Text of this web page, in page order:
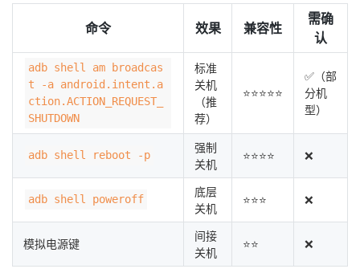
命令 效果 兼容性
需确
认
adb shell am broadcas
t -a android.intent.a
ction.ACTION_REQUEST_
SHUTDOWN
标准
关机
（推
荐）
⭐⭐⭐⭐⭐
✅（部
分机
型）
adb shell reboot -p
强制
关机
⭐⭐⭐⭐ ❌
adb shell poweroff
底层
关机
⭐⭐⭐ ❌
模拟电源键
间接
关机
⭐⭐ ❌